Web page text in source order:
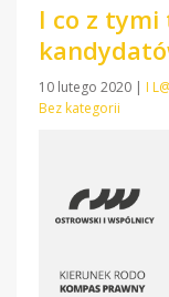
I co z tymi
10 lutego 2020 | I
Bez kategorii